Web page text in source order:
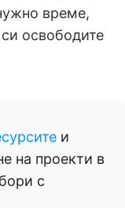
време,
освободите
и
на проекти в
с